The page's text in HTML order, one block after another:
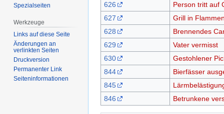
626
Person tritt auf
627
Grill in
628
Brennendes
629
Vater vermisst
630
Gestohlener
844
Bierfässer
845
846
Betrunkene
Spezialseiten
Werkzeuge
Links auf diese Seite
Änderungen an
verlinkten Seiten
Druckversion
Permanenter Link
Seiten­­informationen